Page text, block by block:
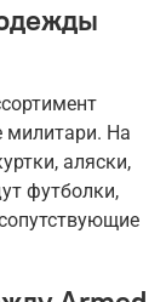
милитари. На
аляски,
футболки,